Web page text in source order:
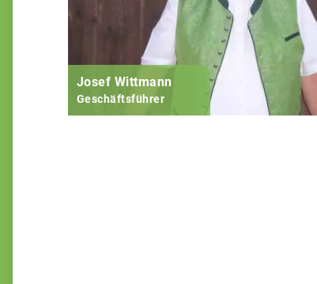
Josef Wittmann
Geschäftsführer